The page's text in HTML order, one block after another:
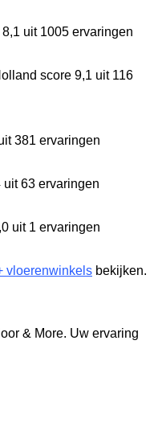
uit 1005 ervaringen
score 9,1 uit 116
381 ervaringen
uit 63 ervaringen
uit 1 ervaringen
vloerenwinkels bekijken.
& More. Uw ervaring